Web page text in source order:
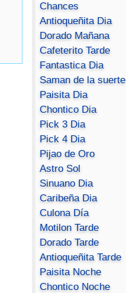
Chances
Antioqueñita Dia
Dorado Mañana
Cafeterito Tarde
Fantastica Dia
Saman de la suerte
Paisita Dia
Chontico Dia
Pick 3 Dia
Pick 4 Dia
Pijao de Oro
Astro Sol
Sinuano Dia
Caribeña Dia
Culona Día
Motilon Tarde
Dorado Tarde
Antioqueñita Tarde
Paisita Noche
Chontico Noche